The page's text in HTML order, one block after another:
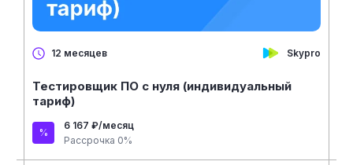
12 месяцев Skypro
Тестировщик ПО с нуля (индивидуальный
тариф)
6 167 ₽/месяц
Рассрочка 0%